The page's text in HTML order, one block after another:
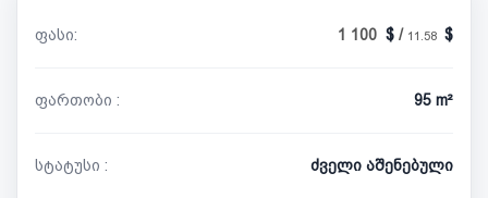
ფასი: 1 100 / 11.58
ფართობი : 95 m²
სტატუსი : ძველი აშენებული